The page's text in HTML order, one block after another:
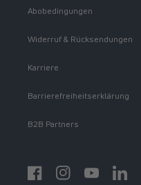
Abobedingungen
Widerruf & Rücksendungen
Karriere
Barrierefreiheitserklärung
B2B Partners
FacebookInstagramYouTube